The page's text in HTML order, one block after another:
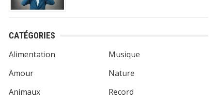
CATÉGORIES
Alimentation
Amour
Animaux
Musique
Nature
Record